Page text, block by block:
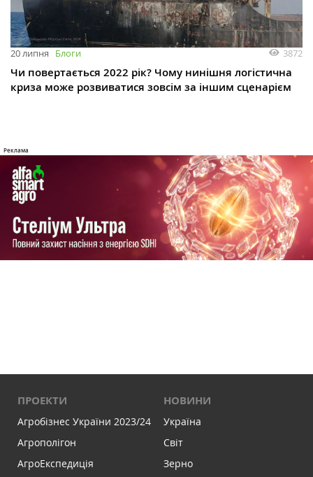
20 липня Блоги 3872
Чи повертається 2022 рік? Чому нинішня логістична
криза може розвиватися зовсім за іншим сценарієм
ПРОЕКТИ
Агробізнес України 2023/24
Агрополігон
АгроЕкспедиція
НОВИНИ
Україна
Світ
Зерно